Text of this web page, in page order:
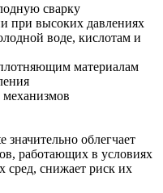
сварку
при высоких давлениях
воде, кислотам и
материалам
облегчает
работающих в условиях
сред, снижает риск их